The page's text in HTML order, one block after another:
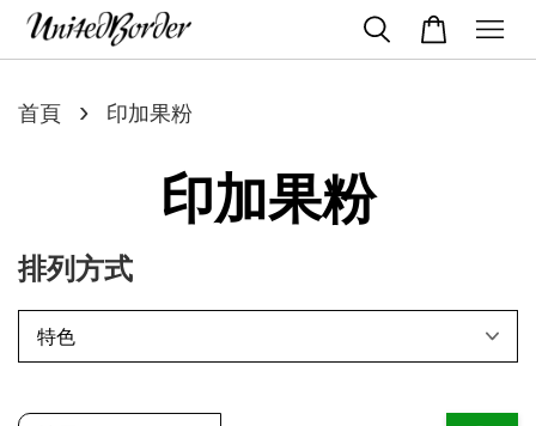
首頁 › 印加果粉
印加果粉
排列方式